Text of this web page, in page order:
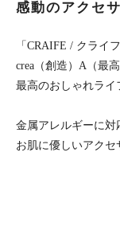
感動のアクセ
「CRAIFE / クライフ
crea（創造）A（最
最高のおしゃれライ
金属アレルギーに
お肌に優しいアクセ